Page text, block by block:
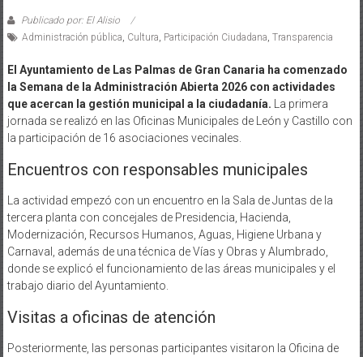
Publicado por: El Alisio
Administración pública Cultura Participación Ciudadana Transparencia
El Ayuntamiento de Las Palmas de Gran Canaria ha comenzado
la Semana de la Administración Abierta 2026 con actividades
que acercan la gestión municipal a la ciudadanía. La primera
jornada se realizó en las Oficinas Municipales de León y Castillo con
la participación de 16 asociaciones vecinales.
Encuentros con responsables municipales
La actividad empezó con un encuentro en la Sala de Juntas de la
tercera planta con concejales de Presidencia, Hacienda,
Modernización, Recursos Humanos, Aguas, Higiene Urbana y
Carnaval, además de una técnica de Vías y Obras y Alumbrado,
donde se explicó el funcionamiento de las áreas municipales y el
trabajo diario del Ayuntamiento.
Visitas a oficinas de atención
Posteriormente, las personas participantes visitaron la Oficina de